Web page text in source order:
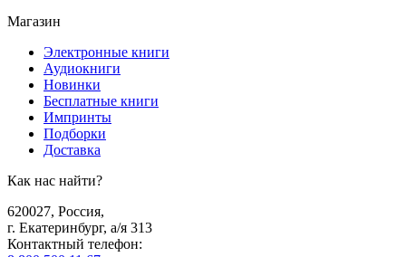
Магазин
Электронные книги
Аудиокниги
Новинки
Бесплатные книги
Импринты
Подборки
Доставка
Как нас найти?
620027, Россия,
г. Екатеринбург, а/я 313
Контактный телефон: